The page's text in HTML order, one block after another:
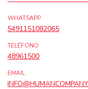
WHATSAPP
5491151082065
TELÉFONO
48961500
EMAIL